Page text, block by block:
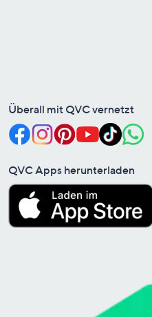
Überall mit QVC vernetzt
QVC Apps herunterladen